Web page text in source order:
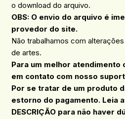
o download do arquivo.
OBS: O envio do arquivo é
provedor do site.
Não trabalhamos com
de artes.
Para um melhor
em contato com nosso
Por se tratar de um produto
estorno do pagamento. Leia
DESCRIÇÃO para não haver